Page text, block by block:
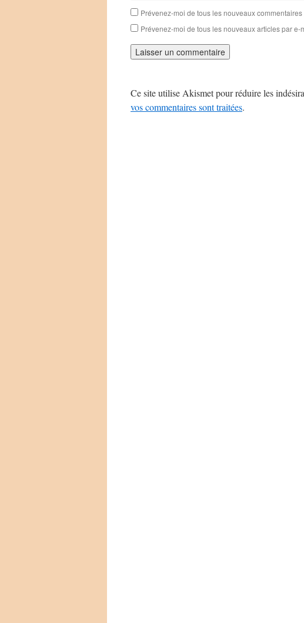
Prévenez-moi de tous les nouveaux
Prévenez-moi de tous les nouveaux articles par e-
Ce site utilise Akismet pour réduire les
vos commentaires sont traitées.